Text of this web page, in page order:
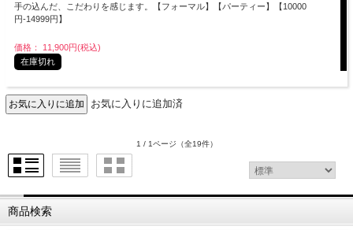
手の込んだ、こだわりを感じます。【フォーマル】【パーティー】【10000
円-14999円】
価格： 11,900円(税込)
在庫切れ
お気に入りに追加済
1 / 1ページ （全19件）
商品検索